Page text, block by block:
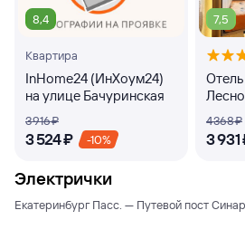
8,4
Квартира
InHome24 (ИнХоум24)
на улице Бачуринская
3 ⁠916 ⁠₽
3 ⁠524 ⁠₽ -10%
7,5
4 ⁠368 ⁠₽
3 ⁠931
Электрички
Екатеринбург Пасс. — Путевой пост